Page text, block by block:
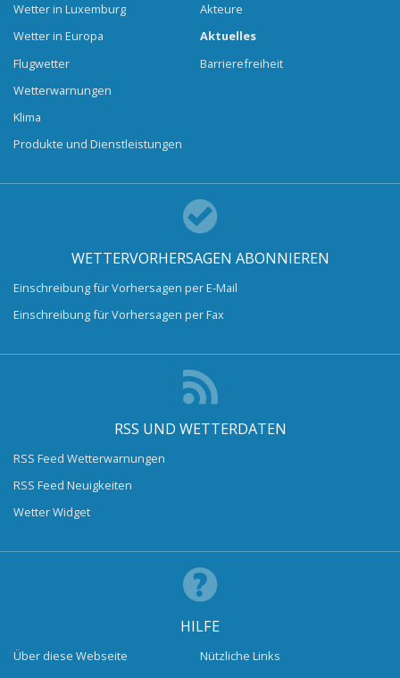
Wetter in Luxemburg
Wetter in Europa
Flugwetter
Wetterwarnungen
Klima
Produkte und Dienstleistungen
Akteure
Aktuelles
Barrierefreiheit
WETTERVORHERSAGEN ABONNIEREN
Einschreibung für Vorhersagen per E-Mail
Einschreibung für Vorhersagen per Fax
RSS UND WETTERDATEN
RSS Feed Wetterwarnungen
RSS Feed Neuigkeiten
Wetter Widget
HILFE
Über diese Webseite
Nützliche Links